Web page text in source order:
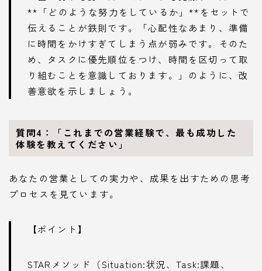
**「どのような努力をしているか」**をセットで
伝えることが鉄則です。「心配性なあまり、準備
に時間をかけすぎてしまう点が弱みです。そのた
め、タスクに優先順位をつけ、時間を区切って取
り組むことを意識しております。」のように、改
善意欲を示しましょう。
質問4：「これまでの営業経験で、最も成功した
体験を教えてください」
あなたの営業としての実力や、成果を出すための思考
プロセスを見ています。
【ポイント】
STARメソッド（Situation:状況、Task:課題、